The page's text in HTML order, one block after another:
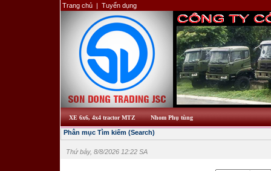
Trang chủ | Tuyển dụng
XE 6x6, 4x4 tractor MTZ Nhom Phụ tùng
Phân mục Tìm kiếm (Search)
Thứ bảy, 8/8/2026 12:22 SA